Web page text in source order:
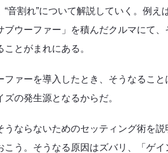
“音割れ”について解説していく。例
ブウーファー」を積んだクルマにて
ことがまれにある。
ファーを導入したとき、そうなるこ
ズの発生源となるからだ。
うならないためのセッティング術を
こう。そうなる原因はズバリ、「ゲ